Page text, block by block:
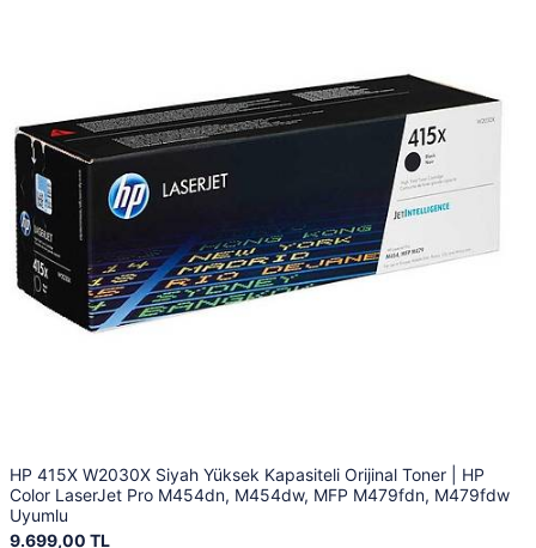
HP 415X W2030X Siyah Yüksek Kapasiteli Orijinal Toner | HP
Color LaserJet Pro M454dn, M454dw, MFP M479fdn, M479fdw
Uyumlu
9.699,00 TL